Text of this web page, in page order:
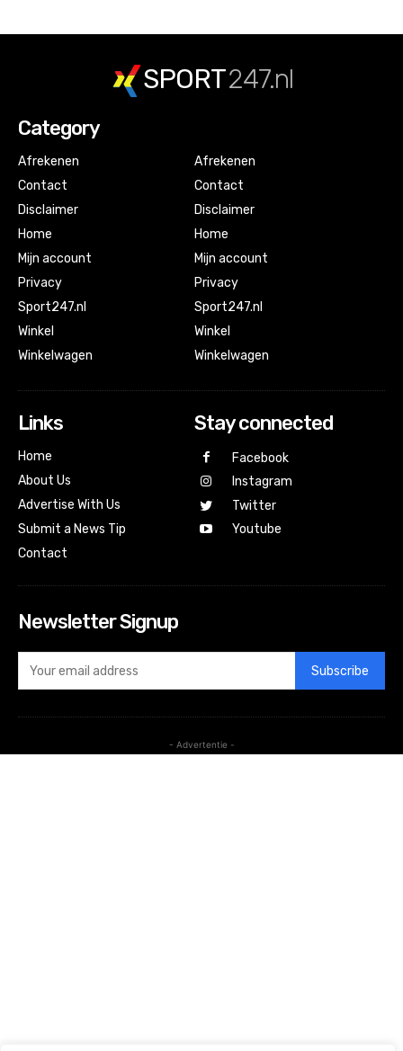
SPORT247.nl
Category
Afrekenen
Contact
Disclaimer
Home
Mijn account
Privacy
Sport247.nl
Winkel
Winkelwagen
Afrekenen
Contact
Disclaimer
Home
Mijn account
Privacy
Sport247.nl
Winkel
Winkelwagen
Links
Home
About Us
Advertise With Us
Submit a News Tip
Contact
Stay connected
Facebook
Instagram
Twitter
Youtube
Newsletter Signup
Subscribe
- Advertentie -